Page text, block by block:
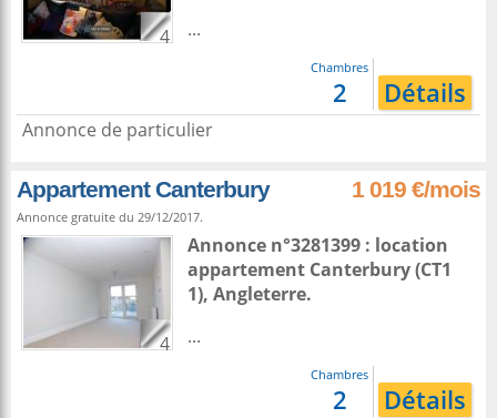
4
...
Chambres
2 Détails
Annonce de particulier
Appartement Canterbury 1 019 €/mois
Annonce gratuite du 29/12/2017.
4
Annonce n°3281399 : location
appartement Canterbury(CT1
1), Angleterre.
...
Chambres
2 Détails